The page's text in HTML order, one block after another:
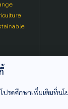
โปรดศึกษาเพิ่มเติมที่น